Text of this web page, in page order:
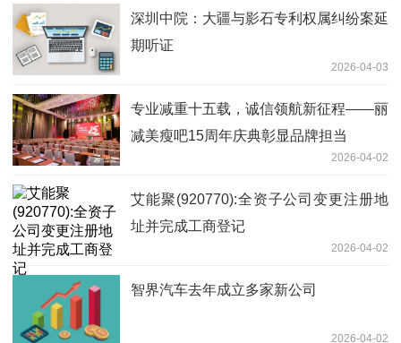
深圳中院：大疆与影石专利权属纠纷案延
期听证
2026-04-03
专业减重十五载，诚信领航新征程——丽
减美瘦吧15周年庆典彰显品牌担当
2026-04-02
艾能聚(920770):全资子公司变更注册地
址并完成工商登记
2026-04-02
智界汽车去年成立多家新公司
2026-04-02